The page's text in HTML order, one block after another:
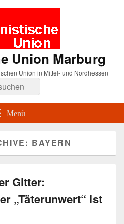
Union Marburg
Union in Mittel- und Nordhessen
Menü
BAYERN
Gitter:
„Täterunwert“ ist